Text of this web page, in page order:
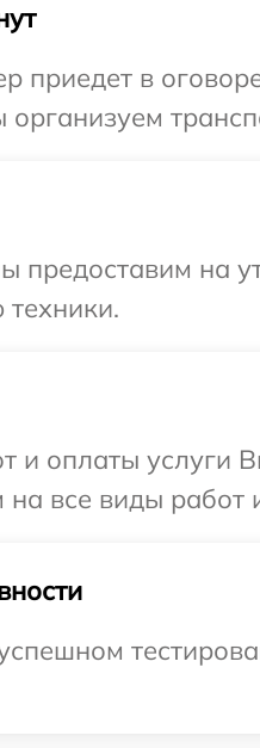
в
предоставим на
и оплаты услуги
все виды работ